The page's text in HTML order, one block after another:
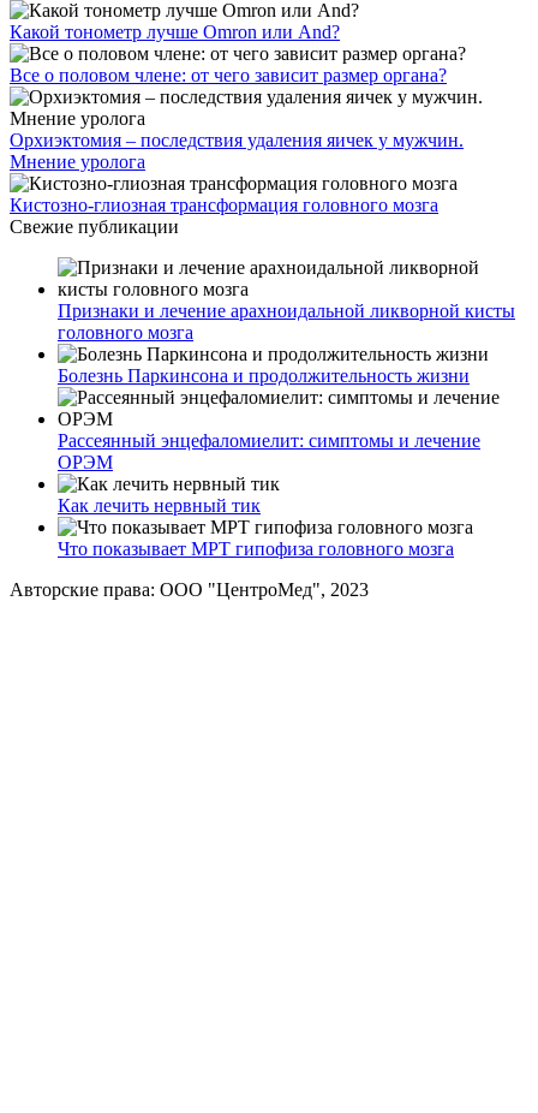
Какой тонометр лучше Omron или And?
Все о половом члене: от чего зависит размер органа?
Орхиэктомия – последствия удаления яичек у мужчин.
Мнение уролога
Кистозно-глиозная трансформация головного мозга
Свежие публикации
Признаки и лечение арахноидальной ликворной кисты
головного мозга
Болезнь Паркинсона и продолжительность жизни
Рассеянный энцефаломиелит: симптомы и лечение
ОРЭМ
Как лечить нервный тик
Что показывает МРТ гипофиза головного мозга
Авторские права: ООО "ЦентроМед", 2023